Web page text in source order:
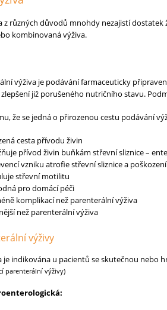
z různých důvodů mnohdy nezajistí
kombinovaná výživa.
výživa je podávání farmaceuticky
již porušeného nutričního stavu.
že se jedná o přirozenou cestu podávání
cesta přívodu živin
přívod živin buňkám střevní sliznice –
vzniku atrofie střevní sliznice a
střevní motilitu
pro domácí péči
komplikací než parenterální výživa
než parenterální výživa
výživy
je indikována u pacientů se skutečnou nebo
parenterální výživy)